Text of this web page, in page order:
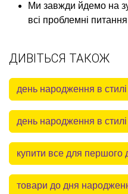
Ми завжди йдемо на
всі проблемні питання
ДИВІТЬСЯ ТАКОЖ
день народження в
день народження в
купити все для першого
товари до дня